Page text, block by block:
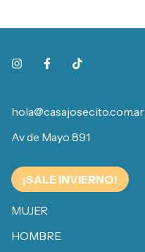
hola@casajosecito.com.ar
Av de Mayo 891
¡SALE INVIERNO!
MUJER
HOMBRE